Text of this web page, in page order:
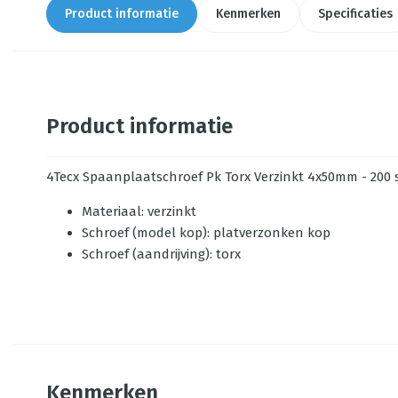
Product informatie Kenmerken Specificaties
Product informatie
4Tecx Spaanplaatschroef Pk Torx Verzinkt 4x50mm - 200
Materiaal: verzinkt
Schroef (model kop): platverzonken kop
Schroef (aandrijving): torx
Kenmerken